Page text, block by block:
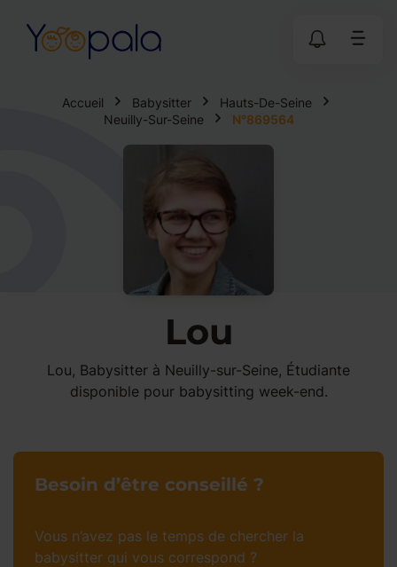
Accueil Babysitter
Hauts-De-Seine
Neuilly-Sur-Seine
N°869564
Lou
Lou, Babysitter à Neuilly-sur-Seine, Étudiante
disponible pour babysitting week-end.
Besoin d’être conseillé ?
Vous n’avez pas le temps de chercher la
babysitter qui vous correspond ?